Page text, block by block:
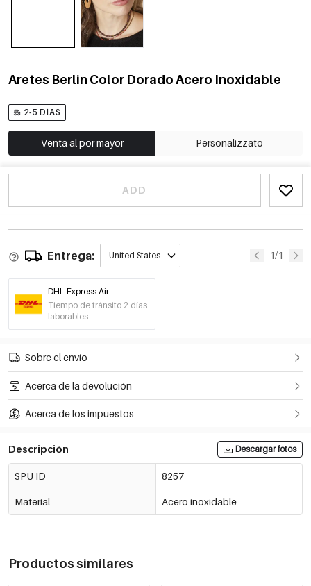
Aretes Berlin Color Dorado Acero Inoxidable
2-5 DÍAS
Venta al por mayor Personalizzato
ADD
Entrega: United States 1/1
DHL Express Air
Tiempo de tránsito 2 días
laborables
Sobre el envío
Acerca de la devolución
Acerca de los impuestos
Descripción Descargar fotos
SPU ID 8257
Material Acero inoxidable
Productos similares